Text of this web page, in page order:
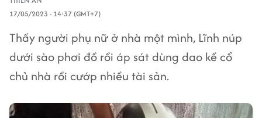
17/05/2023 - 14:37 (GMT+7)
Thấy người phụ nữ ở nhà một mình, Lĩnh núp
dưới sào phơi đồ rồi áp sát dùng dao kề cổ
chủ nhà rồi cướp nhiều tài sản.